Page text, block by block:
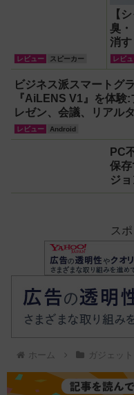
レビュー スピーカー
【
臭・
消す
超で
ハン
『
凄す
レビ
ビジネス派スマートグ
『AiLENS V1』を体験:
レゼン、会議、リアル
ム翻訳に使えて8万円台
レビュー Android
PC
保
ジ
ス
ホーム ガジェット